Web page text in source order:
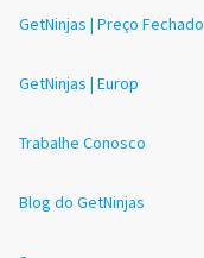
GetNinjas | Preço Fechado
GetNinjas | Europ
Trabalhe Conosco
Blog do GetNinjas